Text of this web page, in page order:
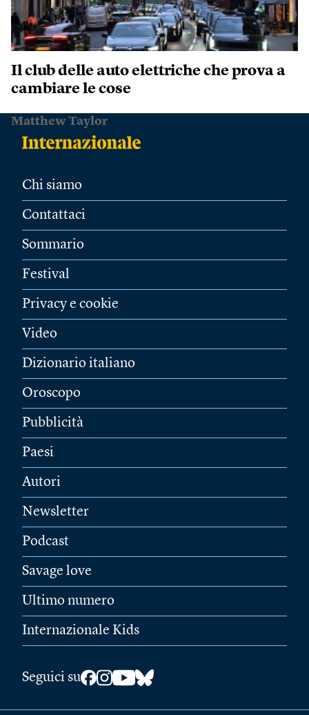
Il club delle auto elettriche che prova a
cambiare le cose
Matthew Taylor
Chi siamo
Contattaci
Sommario
Festival
Privacy e cookie
Video
Dizionario italiano
Oroscopo
Pubblicità
Paesi
Autori
Newsletter
Podcast
Savage love
Ultimo numero
Internazionale Kids
Seguici su